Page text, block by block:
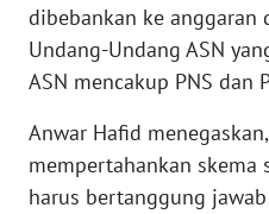
dibebankan ke anggaran
Undang-Undang ASN
ASN mencakup PNS dan
Anwar Hafid
mempertahankan skema
harus bertanggung
BANTEN